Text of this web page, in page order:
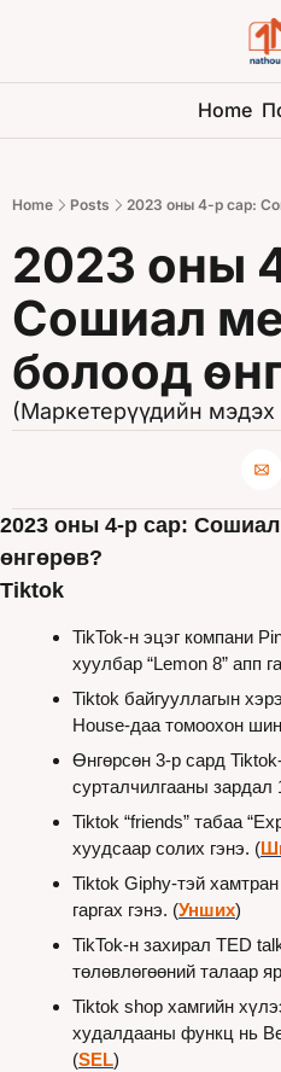
Home
Home Posts 2023 оны 4-р сар:
2023 оны
Сошиал
болоод
(Маркетерүүдийн мэдэх
2023 оны 4-р сар:
өнгөрөв?
Tiktok
TikTok-н эцэг компани
хуулбар “Lemon 8” апп
Tiktok байгууллагын
House-даа томоохон
Өнгөрсөн 3-р сард
сурталчилгааны зардал
Tiktok “friends” табаа
хуудсаар солих гэнэ. (
Tiktok Giphy-тэй
гаргах гэнэ. (Унших)
TikTok-н захирал TED
төлөвлөгөөний талаар
Tiktok shop хамгийн
худалдааны функц нь
(SEL)